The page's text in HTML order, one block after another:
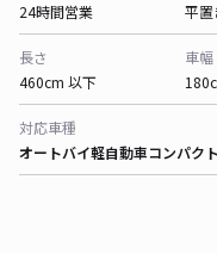
24時間営業
平置
長さ
460cm 以下
車幅
対応車種
オートバイ軽自動車コンパク